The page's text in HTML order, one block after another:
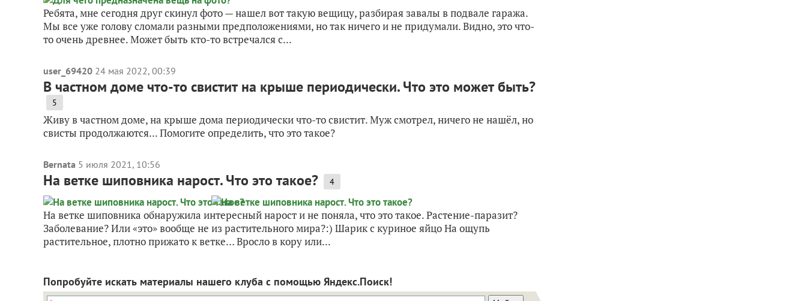
Ребята, мне сегодня друг скинул фото — нашел вот такую вещицу, разбирая завалы в подвале гаража.
Мы все уже голову сломали разными предположениями, но так ничего и не придумали. Видно, это что-
то очень древнее. Может быть кто-то встречался с...
user_69420 24 мая 2022, 00:39
В частном доме что-то свистит на крыше периодически. Что это может быть?
5
Живу в частном доме, на крыше дома периодически что-то свистит. Муж смотрел, ничего не нашёл, но
свисты продолжаются... Помогите определить, что это такое?
Bernata 5 июля 2021, 10:56
На ветке шиповника нарост. Что это такое? 4
На ветке шиповника обнаружила интересный нарост и не поняла, что это такое. Растение-паразит?
Заболевание? Или «это» вообще не из растительного мира?:) Шарик с куриное яйцо На ощупь
растительное, плотно прижато к ветке… Вросло в кору или...
Попробуйте искать материалы нашего клуба с помощью Яндекс.Поиск!